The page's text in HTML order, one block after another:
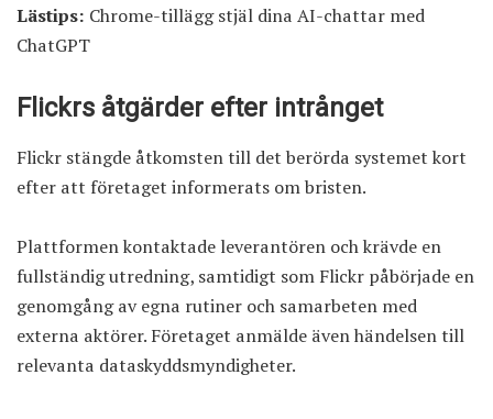
Lästips: Chrome-tillägg stjäl dina AI-chattar med
ChatGPT
Flickrs åtgärder efter intrånget
Flickr stängde åtkomsten till det berörda systemet kort
efter att företaget informerats om bristen.
Plattformen kontaktade leverantören och krävde en
fullständig utredning, samtidigt som Flickr påbörjade en
genomgång av egna rutiner och samarbeten med
externa aktörer. Företaget anmälde även händelsen till
relevanta dataskyddsmyndigheter.